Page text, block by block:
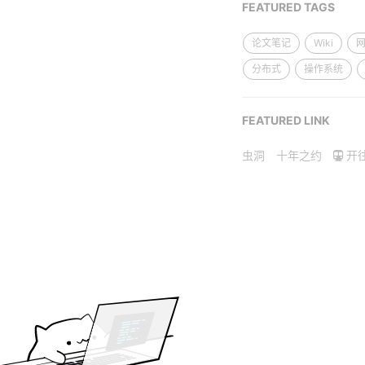
FEATURED TAGS
论文笔记 Wiki
分布式 操作系统
FEATURED LINK
虫洞 十年之约 开